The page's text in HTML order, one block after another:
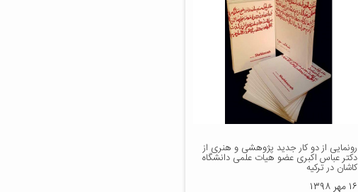
رونمایی از دو کار جدید پژوهشی و هنری از
دکتر عباس اکبری عضو هیات علمی دانشگاه
کاشان در ترکیه
۱۶ مهر ۱۳۹۸